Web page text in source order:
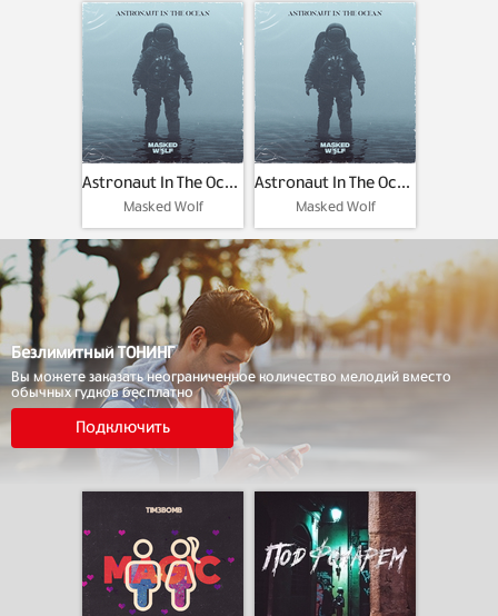
Astronaut In The Ocean
Masked Wolf
Astronaut In The Ocean
Masked Wolf
Безлимитный ТОНИНГ
Вы можете заказать неограниченное количество мелодий вместо
обычных гудков бесплатно
Подключить